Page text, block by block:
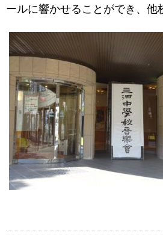
ールに響かせることができ、